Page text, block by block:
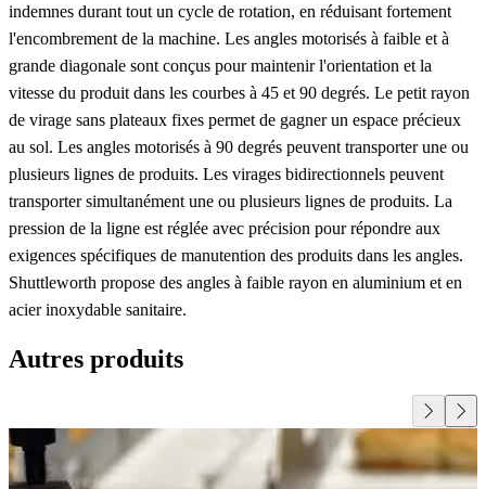
indemnes durant tout un cycle de rotation, en réduisant fortement
l'encombrement de la machine. Les angles motorisés à faible et à
grande diagonale sont conçus pour maintenir l'orientation et la
vitesse du produit dans les courbes à 45 et 90 degrés. Le petit rayon
de virage sans plateaux fixes permet de gagner un espace précieux
au sol. Les angles motorisés à 90 degrés peuvent transporter une ou
plusieurs lignes de produits. Les virages bidirectionnels peuvent
transporter simultanément une ou plusieurs lignes de produits. La
pression de la ligne est réglée avec précision pour répondre aux
exigences spécifiques de manutention des produits dans les angles.
Shuttleworth propose des angles à faible rayon en aluminium et en
acier inoxydable sanitaire.
Autres produits